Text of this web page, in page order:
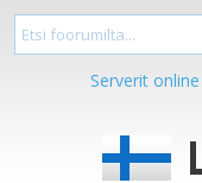
Serverit online